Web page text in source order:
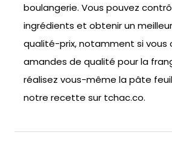
boulangerie. Vous pouvez
ingrédients et obtenir un
qualité-prix, notamment si vous
amandes de qualité pour la
réalisez vous-même la pâte
notre recette sur tchac.co.